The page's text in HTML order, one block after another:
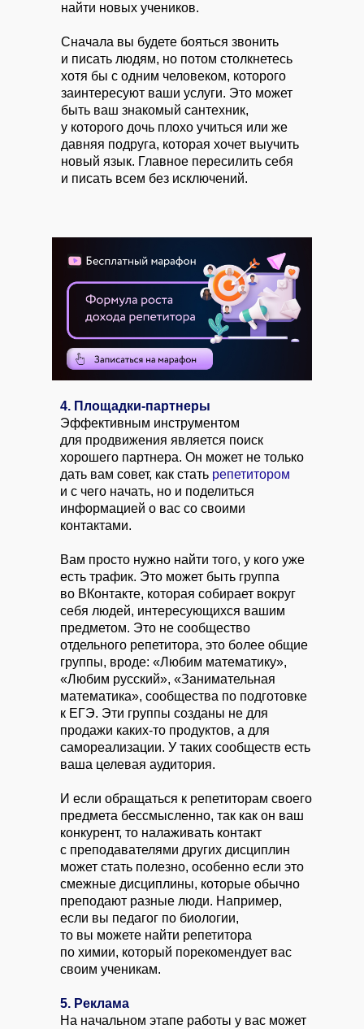
найти новых учеников.
Сначала вы будете бояться звонить
и писать людям, но потом столкнетесь
хотя бы с одним человеком, которого
заинтересуют ваши услуги. Это может
быть ваш знакомый сантехник,
у которого дочь плохо учиться или же
давняя подруга, которая хочет выучить
новый язык. Главное пересилить себя
и писать всем без исключений.
4. Площадки-партнеры
Эффективным инструментом
для продвижения является поиск
хорошего партнера. Он может не только
дать вам совет, как стать репетитором
и с чего начать, но и поделиться
информацией о вас со своими
контактами.
Вам просто нужно найти того, у кого уже
есть трафик. Это может быть группа
во ВКонтакте, которая собирает вокруг
себя людей, интересующихся вашим
предметом. Это не сообщество
отдельного репетитора, это более общие
группы, вроде: «Любим математику»,
«Любим русский», «Занимательная
математика», сообщества по подготовке
к ЕГЭ. Эти группы созданы не для
продажи каких-то продуктов, а для
самореализации. У таких сообществ есть
ваша целевая аудитория.
И если обращаться к репетиторам своего
предмета бессмысленно, так как он ваш
конкурент, то налаживать контакт
с преподавателями других дисциплин
может стать полезно, особенно если это
смежные дисциплины, которые обычно
преподают разные люди. Например,
если вы педагог по биологии,
то вы можете найти репетитора
по химии, который порекомендует вас
своим ученикам.
5. Реклама
На начальном этапе работы у вас может